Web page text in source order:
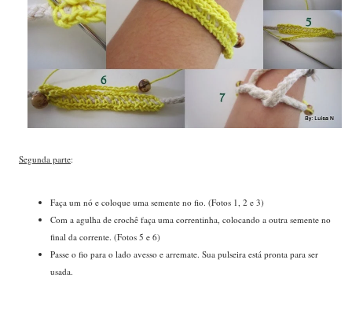
Segunda parte:
Faça um nó e coloque uma semente no fio. (Fotos 1, 2 e 3)
Com a agulha de crochê faça uma correntinha, colocando a outra semente no
final da corrente. (Fotos 5 e 6)
Passe o fio para o lado avesso e arremate. Sua pulseira está pronta para ser
usada.